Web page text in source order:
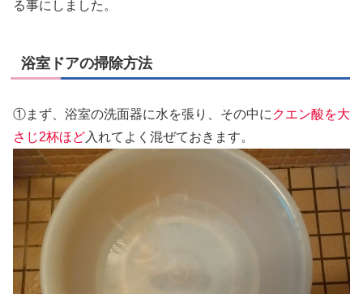
る事にしました。
浴室ドアの掃除方法
①まず、浴室の洗面器に水を張り、その中にクエン酸を大
さじ2杯ほど入れてよく混ぜておきます。